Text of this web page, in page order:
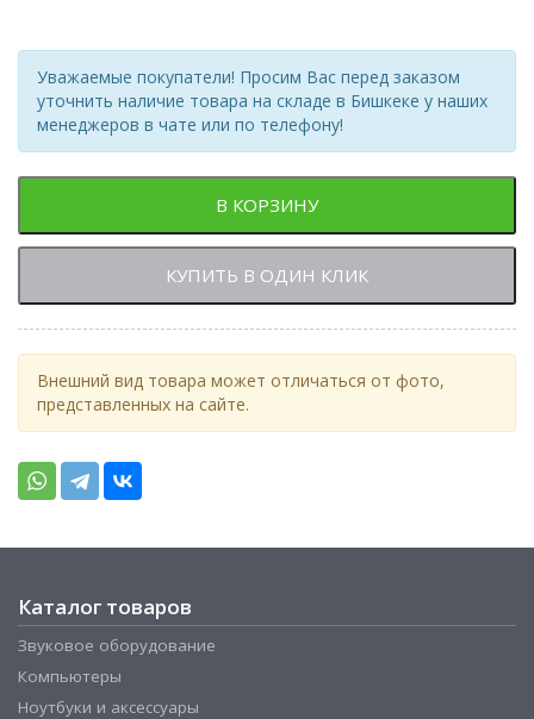
Уважаемые покупатели! Просим Вас перед заказом
уточнить наличие товара на складе в Бишкеке у наших
менеджеров в чате или по телефону!
В КОРЗИНУ
КУПИТЬ В ОДИН КЛИК
Внешний вид товара может отличаться от фото,
представленных на сайте.
Каталог товаров
Звуковое оборудование
Компьютеры
Ноутбуки и аксессуары